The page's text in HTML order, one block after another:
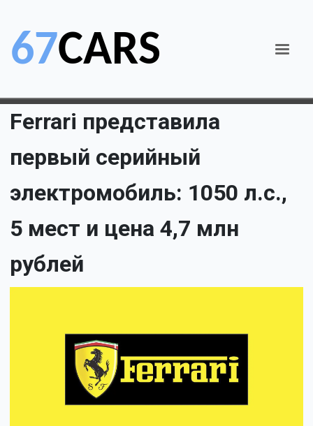
Ferrari представила
первый серийный
электромобиль: 1050 л.с.,
5 мест и цена 4,7 млн
рублей